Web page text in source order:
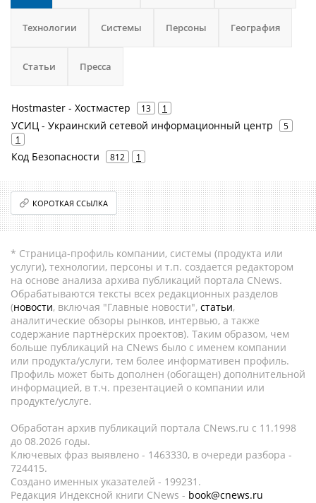
Технологии Системы Персоны География
Статьи Пресса
Hostmaster - Хостмастер 13 1
УСИЦ - Украинский сетевой информационный центр
5
1
Код Безопасности 812 1
КОРОТКАЯ ССЫЛКА
* Страница-профиль компании, системы (продукта или
услуги), технологии, персоны и т.п. создается редактором
на основе анализа архива публикаций портала CNews.
Обрабатываются тексты всех редакционных разделов
(новости, включая "Главные новости", статьи,
аналитические обзоры рынков, интервью, а также
содержание партнёрских проектов). Таким образом, чем
больше публикаций на CNews было с именем компании
или продукта/услуги, тем более информативен профиль.
Профиль может быть дополнен (обогащен) дополнительной
информацией, в т.ч. презентацией о компании или
продукте/услуге.
Обработан архив публикаций портала CNews.ru c 11.1998
до 08.2026 годы.
Ключевых фраз выявлено - 1463330, в очереди разбора -
724415.
Создано именных указателей - 199231.
Редакция Индексной книги CNews - book@cnews.ru